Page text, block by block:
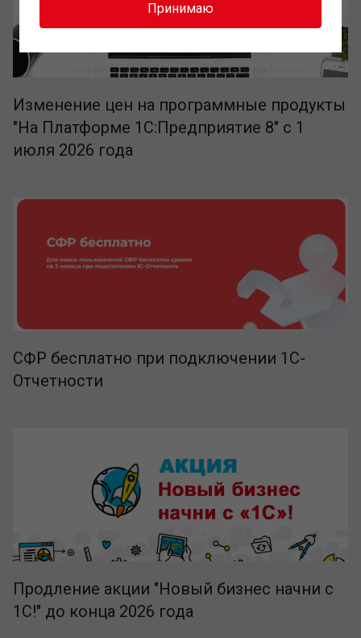
Изменение цен на программные продукты
"На Платформе 1С:Предприятие 8" с 1
июля 2026 года
СФР бесплатно при подключении 1С-
Отчетности
Продление акции "Новый бизнес начни с
1С!" до конца 2026 года
Принимаю